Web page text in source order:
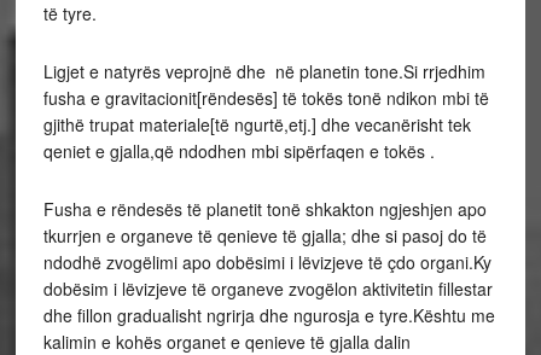
të tyre.
Ligjet e natyrës veprojnë dhe në planetin tone.Si rrjedhim
fusha e gravitacionit[rëndesës] të tokës tonë ndikon mbi të
gjithë trupat materiale[të ngurtë,etj.] dhe vecanërisht tek
qeniet e gjalla,që ndodhen mbi sipërfaqen e tokës .
Fusha e rëndesës të planetit tonë shkakton ngjeshjen apo
tkurrjen e organeve të qenieve të gjalla; dhe si pasoj do të
ndodhë zvogëlimi apo dobësimi i lëvizjeve të çdo organi.Ky
dobësim i lëvizjeve të organeve zvogëlon aktivitetin fillestar
dhe fillon gradualisht ngrirja dhe ngurosja e tyre.Kështu me
kalimin e kohës organet e qenieve të gjalla dalin